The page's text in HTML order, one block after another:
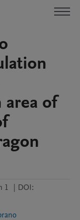
of
1 | DOI: